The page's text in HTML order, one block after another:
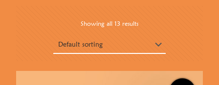
Showing all 13 results